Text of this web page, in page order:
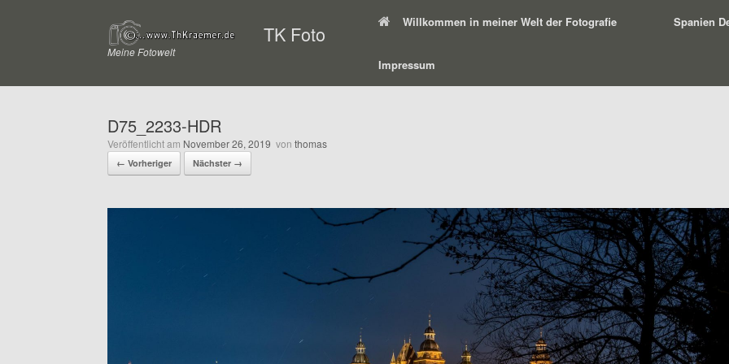
TK Foto
Meine Fotowelt
Willkommen in meiner Welt der Fotografie Spanien
Impressum
D75_2233-HDR
Veröffentlicht am November 26, 2019 von thomas
← Vorheriger Nächster →